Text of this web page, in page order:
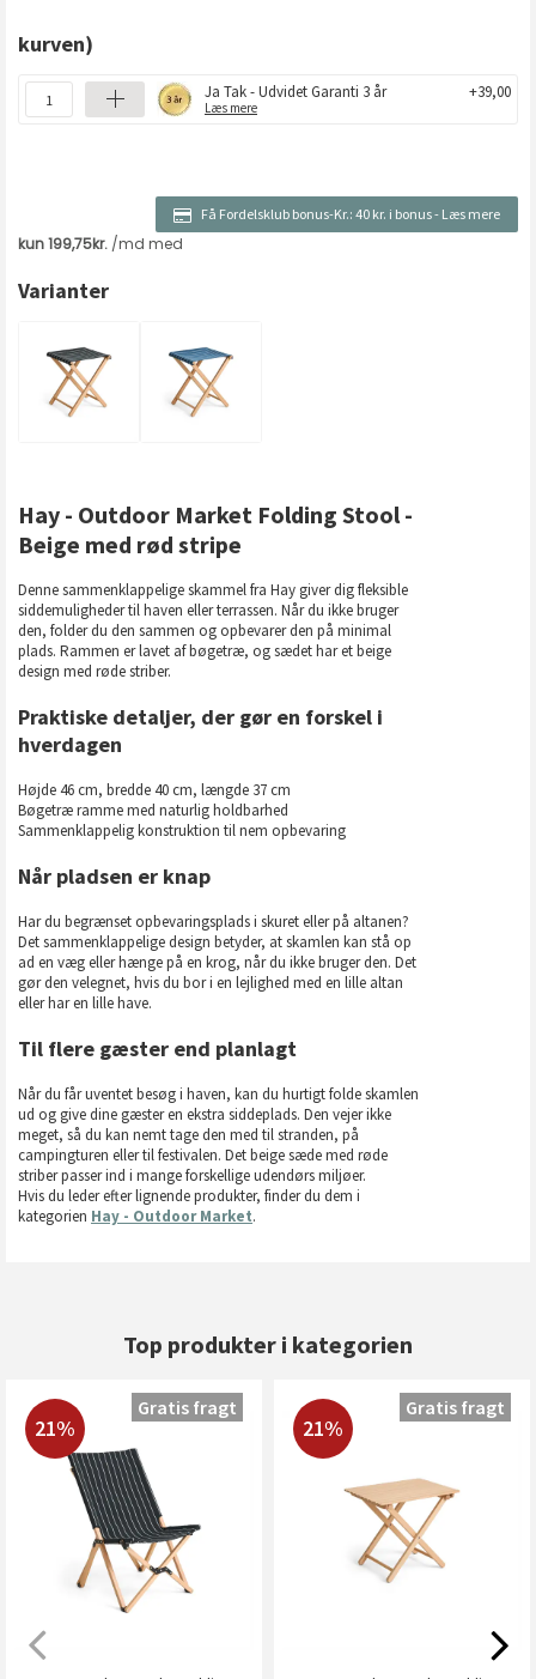
kurven)
Ja Tak - Udvidet Garanti 3 år
Læs mere
+39,00
Få Fordelsklub bonus-Kr.: 40 kr. i bonus- Læs mere
Varianter
Hay - Outdoor Market Folding Stool -
Beige med rød stripe
Denne sammenklappelige skammel fra Hay giver dig fleksible
siddemuligheder til haven eller terrassen. Når du ikke bruger
den, folder du den sammen og opbevarer den på minimal
plads. Rammen er lavet af bøgetræ, og sædet har et beige
design med røde striber.
Praktiske detaljer, der gør en forskel i
hverdagen
Højde 46 cm, bredde 40 cm, længde 37 cm
Bøgetræ ramme med naturlig holdbarhed
Sammenklappelig konstruktion til nem opbevaring
Når pladsen er knap
Har du begrænset opbevaringsplads i skuret eller på altanen?
Det sammenklappelige design betyder, at skamlen kan stå op
ad en væg eller hænge på en krog, når du ikke bruger den. Det
gør den velegnet, hvis du bor i en lejlighed med en lille altan
eller har en lille have.
Til flere gæster end planlagt
Når du får uventet besøg i haven, kan du hurtigt folde skamlen
ud og give dine gæster en ekstra siddeplads. Den vejer ikke
meget, så du kan nemt tage den med til stranden, på
campingturen eller til festivalen. Det beige sæde med røde
striber passer ind i mange forskellige udendørs miljøer.
Hvis du leder efter lignende produkter, finder du dem i
kategorien Hay - Outdoor Market.
Top produkter i kategorien
21%
Gratis fragt
21%
Gratis fragt